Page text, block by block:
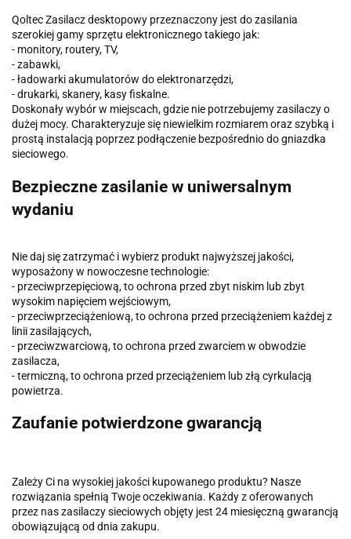
Qoltec Zasilacz desktopowy przeznaczony jest do zasilania
szerokiej gamy sprzętu elektronicznego takiego jak:
- monitory, routery, TV,
- zabawki,
- ładowarki akumulatorów do elektronarzędzi,
- drukarki, skanery, kasy fiskalne.
Doskonały wybór w miejscach, gdzie nie potrzebujemy zasilaczy o
dużej mocy. Charakteryzuje się niewielkim rozmiarem oraz szybką i
prostą instalacją poprzez podłączenie bezpośrednio do gniazdka
sieciowego.
Bezpieczne zasilanie w uniwersalnym
wydaniu
Nie daj się zatrzymać i wybierz produkt najwyższej jakości,
wyposażony w nowoczesne technologie:
- przeciwprzepięciową, to ochrona przed zbyt niskim lub zbyt
wysokim napięciem wejściowym,
- przeciwprzeciążeniową, to ochrona przed przeciążeniem każdej z
linii zasilających,
- przeciwzwarciową, to ochrona przed zwarciem w obwodzie
zasilacza,
- termiczną, to ochrona przed przeciążeniem lub złą cyrkulacją
powietrza.
Zaufanie potwierdzone gwarancją
Zależy Ci na wysokiej jakości kupowanego produktu? Nasze
rozwiązania spełnią Twoje oczekiwania. Każdy z oferowanych
przez nas zasilaczy sieciowych objęty jest 24 miesięczną gwarancją
obowiązującą od dnia zakupu.